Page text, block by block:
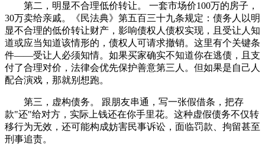
第二，明显不合理低价转让。 一套市场价100万的房子，
30万卖给亲戚。《民法典》第五百三十九条规定：债务人以明
显不合理的低价转让财产，影响债权人债权实现，且受让人知
道或应当知道该情形的，债权人可请求撤销。这里有个关键条
件——受让人必须知情。如果买家确实不知道你在逃债，且支
付了合理对价，法律会优先保护善意第三人。但如果是自己人
配合演戏，那就别想跑。
第三，虚构债务。 跟朋友串通，写一张假借条，把存
款"还"给对方，实际上钱还在你手里花。这种虚假债务不仅转
移行为无效，还可能构成妨害民事诉讼，面临罚款、拘留甚至
刑事追责。